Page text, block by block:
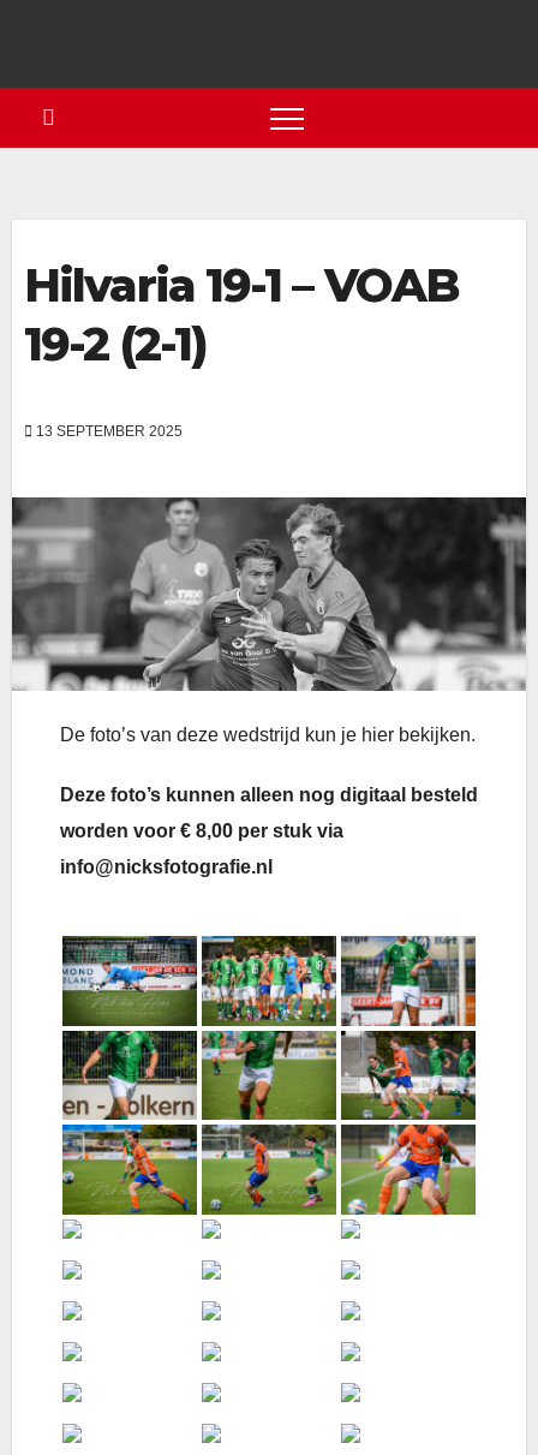
Hilvaria 19-1 – VOAB
19-2 (2-1)
13 SEPTEMBER 2025
De foto’s van deze wedstrijd kun je hier bekijken.
Deze foto’s kunnen alleen nog digitaal besteld
worden voor € 8,00 per stuk via
info@nicksfotografie.nl